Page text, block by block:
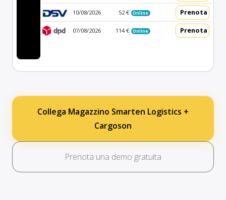
10/08/2026 52 € Online Prenota
07/08/2026 114 € Online Prenota
Collega Magazzino Smarten Logistics +
Cargoson
Prenota una demo gratuita